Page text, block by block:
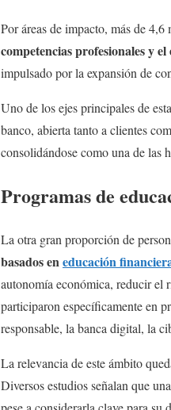
Por áreas de impacto, más de
competencias profesionales y
impulsado por la expansión de
Uno de los ejes principales de
banco, abierta tanto a clientes
consolidándose como una de las
Programas de
La otra gran proporción de
basados eneducación
autonomía económica, reducir el
participaron específicamente en
responsable, la banca digital, la
La relevancia de este ámbito
Diversos estudios señalan que